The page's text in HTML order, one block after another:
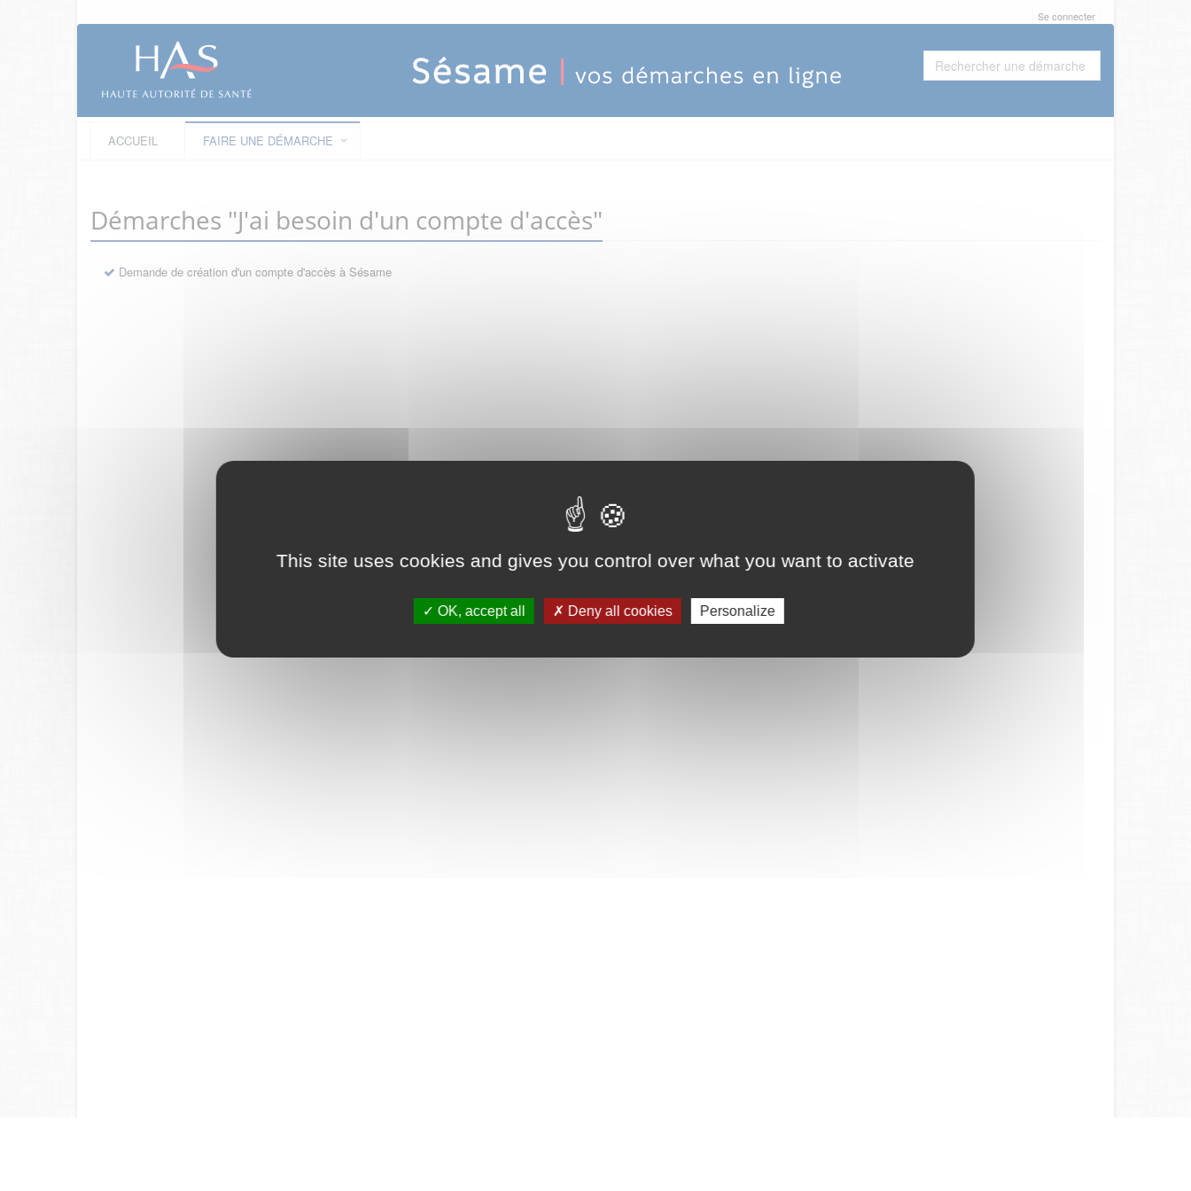
This site uses cookies and gives you control over what you want to activate
OK, accept all Deny all cookies Personalize
Se connecter
ACCUEIL FAIRE UNE DÉMARCHE
Démarches "J'ai besoin d'un compte d'accès"
Demande de création d'un compte d'accès à Sésame